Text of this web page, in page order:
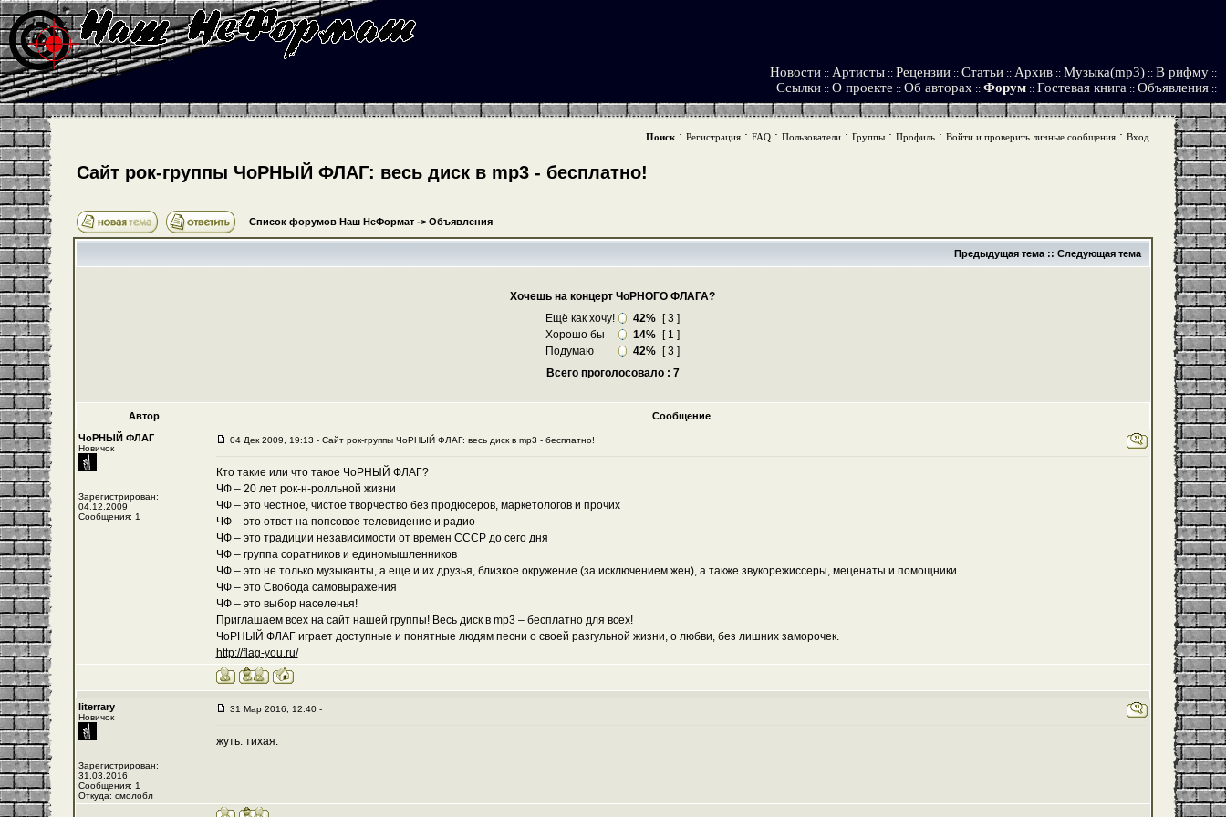
Новости :: Артисты :: Рецензии :: Статьи :: Архив :: Музыка(mp3) :: В рифму ::
Ссылки :: О проекте :: Об авторах :: Форум :: Гостевая книга :: Объявления ::
Поиск: Регистрация: FAQ: Пользователи: Группы: Профиль: Войти и проверить личные сообщения: Вход
Cайт рок-группы ЧоРНЫЙ ФЛАГ: весь диск в mp3 - бесплатно!
Список форумов Наш НеФормат-> Объявления
Предыдущая тема:: Следующая тема
Хочешь на концерт ЧоРНОГО ФЛАГА?
Ещё как хочу!
42%
[ 3 ]
Хорошо бы
14%
[ 1 ]
Подумаю
42%
[ 3 ]
Всего проголосовало : 7
Автор
Сообщение
ЧоРНЫЙ ФЛАГ
Новичок
Зарегистрирован:
04.12.2009
Сообщения: 1
04 Дек 2009, 19:13 - Cайт рок-группы ЧоРНЫЙ ФЛАГ: весь диск в mp3 - бесплатно!
Кто такие или что такое ЧоРНЫЙ ФЛАГ?
ЧФ – 20 лет рок-н-ролльной жизни
ЧФ – это честное, чистое творчество без продюсеров, маркетологов и прочих
ЧФ – это ответ на попсовое телевидение и радио
ЧФ – это традиции независимости от времен СССР до сего дня
ЧФ – группа соратников и единомышленников
ЧФ – это не только музыканты, а еще и их друзья, близкое окружение (за исключением жен), а также звукорежиссеры, меценаты и помощники
ЧФ – это Свобода самовыражения
ЧФ – это выбор населенья!
Приглашаем всех на сайт нашей группы! Весь диск в mp3 – бесплатно для всех!
ЧоРНЫЙ ФЛАГ играет доступные и понятные людям песни о своей разгульной жизни, о любви, без лишних заморочек.
http://flag-you.ru/
literrary
Новичок
Зарегистрирован:
31.03.2016
Сообщения: 1
Откуда: смолобл
31 Мар 2016, 12:40 -
жуть. тихая.